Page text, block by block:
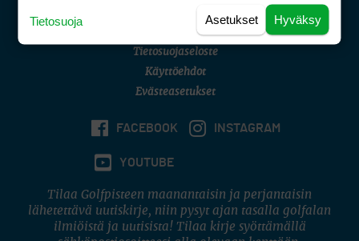
(digi) digi@otavamedia.fi
Tietosuojaseloste
Käyttöehdot
Evästeasetukset
FACEBOOK INSTAGRAM
YOUTUBE
Tilaa Golfpisteen maanantaisin ja perjantaisin
lähetettävä uutiskirje, niin pysyt ajan tasalla golfalan
ilmiöistä ja uutisista! Tilaa kirje syöttämällä
Hyväksy
Asetukset
Tietosuoja